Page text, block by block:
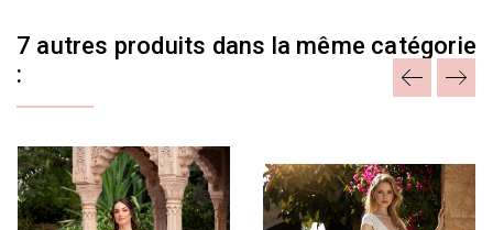
7 autres produits dans la même catégorie
: